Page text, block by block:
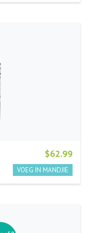
$62.99